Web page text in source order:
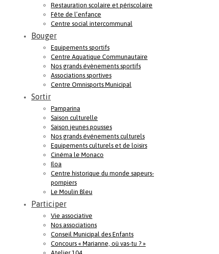
Restauration scolaire et périscolaire
Fête de l’enfance
Centre social intercommunal
Bouger
Equipements sportifs
Centre Aquatique Communautaire
Nos grands évènements sportifs
Associations sportives
Centre Omnisports Municipal
Sortir
Pamparina
Saison culturelle
Saison jeunes pousses
Nos grands événements culturels
Equipements culturels et de loisirs
Cinéma le Monaco
Iloa
Centre historique du monde sapeurs-
pompiers
Le Moulin Bleu
Participer
Vie associative
Nos associations
Conseil Municipal des Enfants
Concours « Marianne, où vas-tu ? »